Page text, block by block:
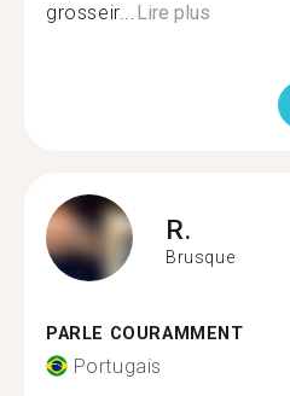
grosseir...Lire plus
R.
Brusque
PARLE COURAMMENT
Portugais